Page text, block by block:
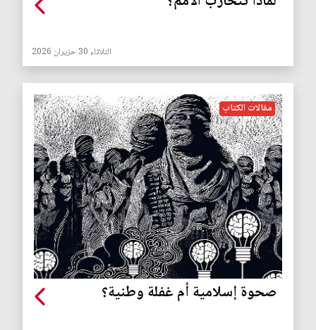
الثلاثاء 30 حزيران 2026
مقالات الكتاب
صحوة إسلامية أم غفلة وطنية؟